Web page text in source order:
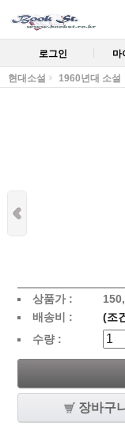
로그인 마
현대소설 1960년대 소설
상품가 :
배송비 :
(조
수량 :
장바구니